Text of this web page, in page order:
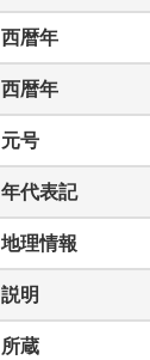
西暦年
西暦年
元号
年代表記
地理情報
説明
所蔵